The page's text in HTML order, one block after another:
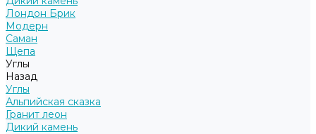
Лондон Брик
Модерн
Саман
Щепа
Углы
Назад
Углы
Альпийская сказка
Гранит леон
Дикий камень